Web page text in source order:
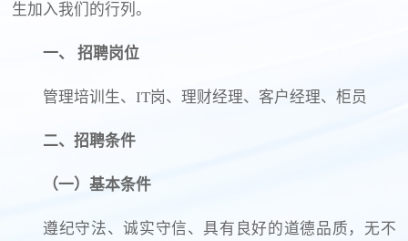
生加入我们的行列。
一、招聘岗位
管理培训生、IT岗、理财经理、客户经理、柜员
二、招聘条件
（一）基本条件
遵纪守法、诚实守信、具有良好的道德品质，无不